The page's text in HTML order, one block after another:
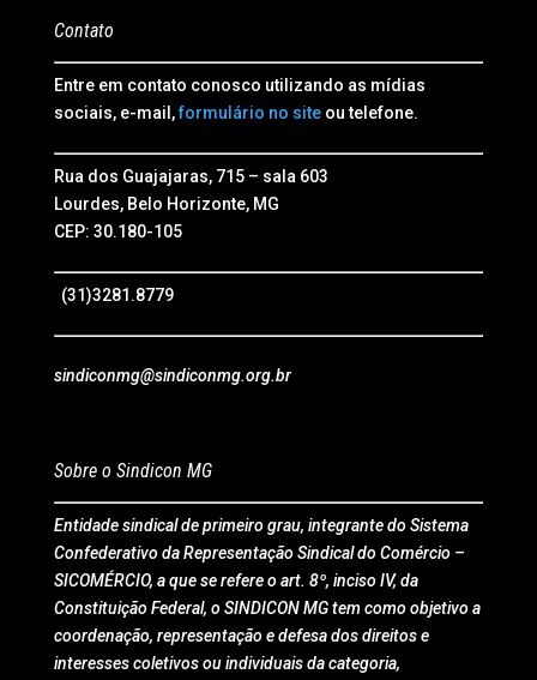
Contato
Entre em contato conosco utilizando as mídias
sociais, e-mail,formulário no siteou telefone.
Rua dos Guajajaras, 715 – sala 603
Lourdes, Belo Horizonte, MG
CEP: 30.180-105
(31)3281.8779
sindiconmg@sindiconmg.org.br
Sobre o Sindicon MG
Entidade sindical de primeiro grau, integrante do Sistema
Confederativo da Representação Sindical do Comércio –
SICOMÉRCIO, a que se refere o art. 8º, inciso IV, da
Constituição Federal, o SINDICON MG tem como objetivo a
coordenação, representação e defesa dos direitos e
interesses coletivos ou individuais da categoria,